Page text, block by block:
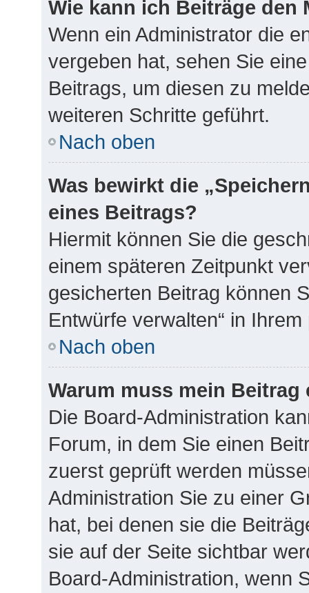
Wie kann ich Beiträge den
Wenn ein Administrator die
vergeben hat, sehen Sie
Beitrags, um diesen zu
weiteren Schritte geführt.
Nach oben
Was bewirkt die
eines Beitrags?
Hiermit können Sie die
einem späteren Zeitpunkt
gesicherten Beitrag können
Entwürfe verwalten“ in
Nach oben
Warum muss mein
Die Board-Administration
Forum, in dem Sie einen
zuerst geprüft werden
Administration Sie zu einer
hat, bei denen sie die
sie auf der Seite sichtbar
Board-Administration, wenn